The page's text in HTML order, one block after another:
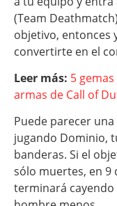
(Team
objetivo, entonces
convertirte en el
Leer más: 5
armas de Call of
Puede parecer
jugando Dominio,
banderas. Si el
sólo muertes, en 9
terminará